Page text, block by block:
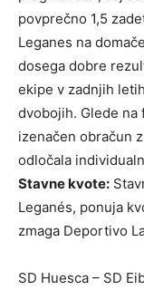
povprečno 1,5
Leganes na
dosega dobre
ekipe v zadnjih
dvobojih. Glede na
izenačen obračun
odločala
Stavne kvote:
Leganés, ponuja
zmaga Deportivo
SD Huesca – SD